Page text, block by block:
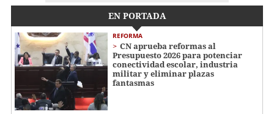
EN PORTADA
REFORMA
CN aprueba reformas al
Presupuesto 2026 para potenciar
conectividad escolar, industria
militar y eliminar plazas
fantasmas